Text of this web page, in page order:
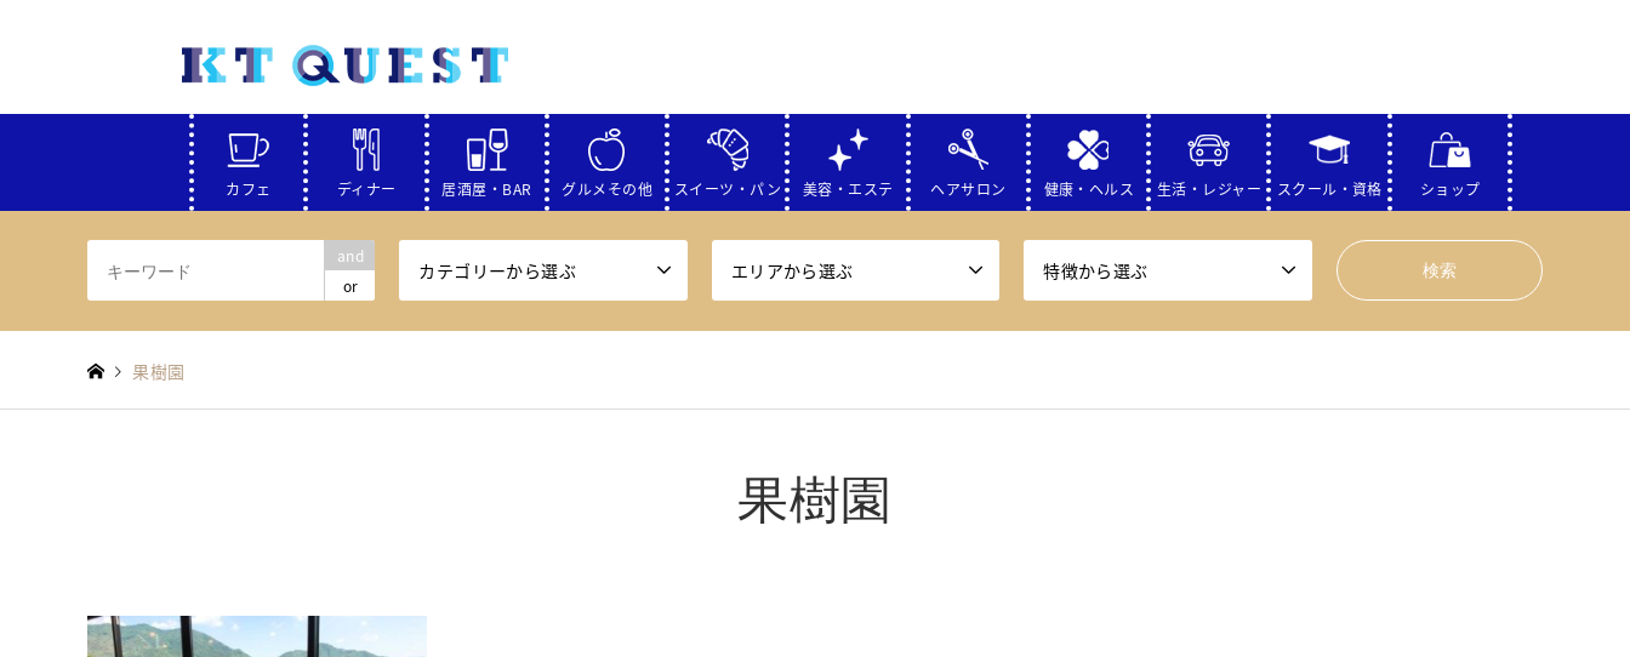
カフェ ディナー 居酒屋・BAR グルメその他 スイーツ・パン 美容・エステ ヘアサロン 健康・ヘルス 生活・レジャー スクール・資格 ショップ
and
or
カテゴリーから選ぶ エリアから選ぶ 特徴から選ぶ
果樹園
果樹園